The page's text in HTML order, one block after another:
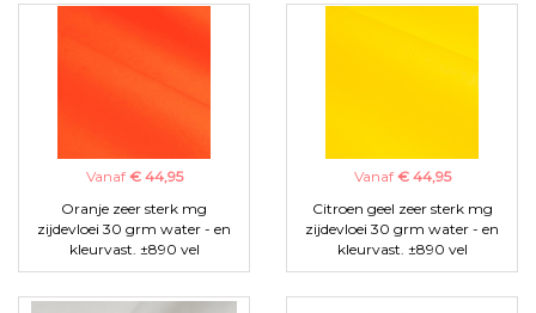
Vanaf € 44,95
Oranje zeer sterk mg
zijdevloei 30 grm water - en
kleurvast. ±890 vel
Vanaf € 44,95
Citroen geel zeer sterk mg
zijdevloei 30 grm water - en
kleurvast. ±890 vel